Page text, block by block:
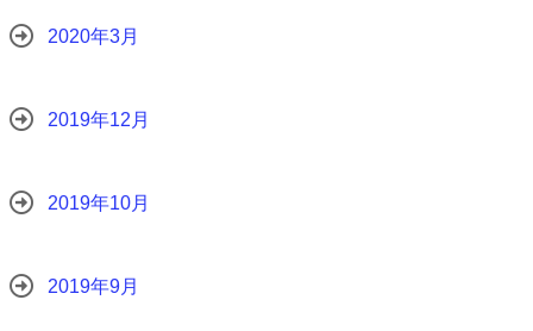
2020年3月
2019年12月
2019年10月
2019年9月